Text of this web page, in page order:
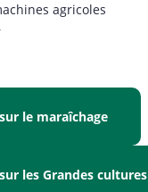
agricoles
le maraîchage
les Grandes cultures